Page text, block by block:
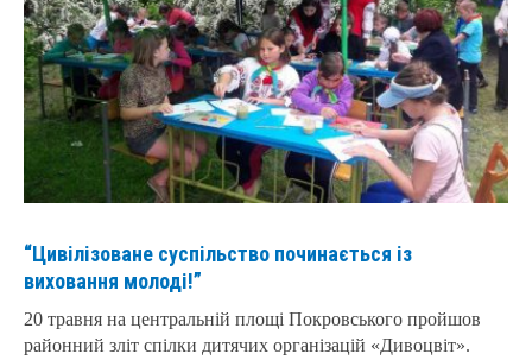
“Цивілізоване суспільство починається із
виховання молоді!”
20 травня на центральній площі Покровського пройшов
районний зліт спілки дитячих організацій «Дивоцвіт».